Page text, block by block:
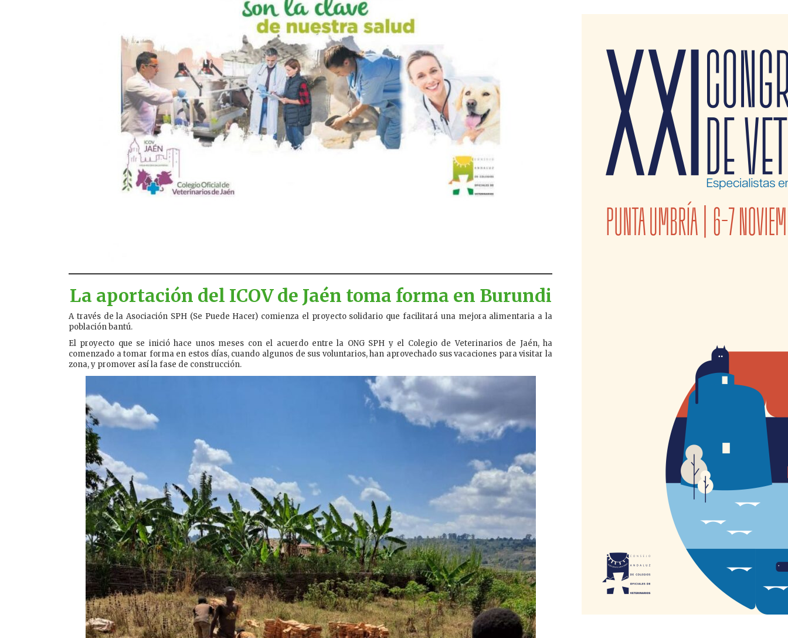
La aportación del ICOV de Jaén toma forma en Burundi
A través de la Asociación SPH (Se Puede Hacer) comienza el proyecto solidario que facilitará una mejora alimentaria a la
población bantú.
El proyecto que se inició hace unos meses con el acuerdo entre la ONG SPH y el Colegio de Veterinarios de Jaén, ha
comenzado a tomar forma en estos días, cuando algunos de sus voluntarios, han aprovechado sus vacaciones para visitar la
zona, y promover así la fase de construcción.